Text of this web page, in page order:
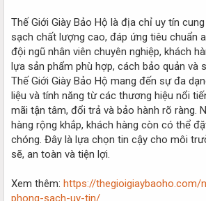
Thế Giới Giày Bảo Hộ là địa chỉ uy tín
sạch chất lượng cao, đáp ứng tiêu chuẩn
đội ngũ nhân viên chuyên nghiệp, khách
lựa sản phẩm phù hợp, cách bảo quản và
Thế Giới Giày Bảo Hộ mang đến sự đa
liệu và tính năng từ các thương hiệu nổi
mãi tận tâm, đổi trả và bảo hành rõ ràng.
hàng rộng khắp, khách hàng còn có thể
chóng. Đây là lựa chọn tin cậy cho môi
sẽ, an toàn và tiện lợi.
Xem thêm: https://thegioigiaybaoho.com/
phong-sach-uy-tin/